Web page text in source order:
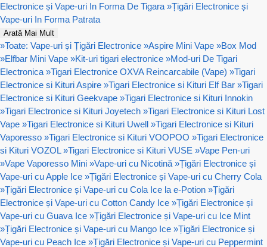
Electronice și Vape-uri In Forma De Tigara »Țigări Electronice și
Vape-uri In Forma Patrata
Arată Mai Mult
»Toate: Vape-uri și Țigări Electronice »Aspire Mini Vape »Box Mod
»Elfbar Mini Vape »Kit-uri tigari electronice »Mod-uri De Tigari
Electronica »Tigari Electronice OXVA Reincarcabile (Vape) »Tigari
Electronice si Kituri Aspire »Tigari Electronice si Kituri Elf Bar »Tigari
Electronice si Kituri Geekvape »Tigari Electronice si Kituri Innokin
»Tigari Electronice si Kituri Joyetech »Tigari Electronice si Kituri Lost
Vape »Tigari Electronice si Kituri Uwell »Tigari Electronice si Kituri
Vaporesso »Tigari Electronice si Kituri VOOPOO »Tigari Electronice
si Kituri VOZOL »Tigari Electronice si Kituri VUSE »Vape Pen-uri
»Vape Vaporesso Mini »Vape-uri cu Nicotină »Țigări Electronice și
Vape-uri cu Apple Ice »Țigări Electronice și Vape-uri cu Cherry Cola
»Țigări Electronice și Vape-uri cu Cola Ice la e-Potion »Țigări
Electronice și Vape-uri cu Cotton Candy Ice »Țigări Electronice și
Vape-uri cu Guava Ice »Țigări Electronice și Vape-uri cu Ice Mint
»Țigări Electronice și Vape-uri cu Mango Ice »Țigări Electronice și
Vape-uri cu Peach Ice »Țigări Electronice și Vape-uri cu Peppermint